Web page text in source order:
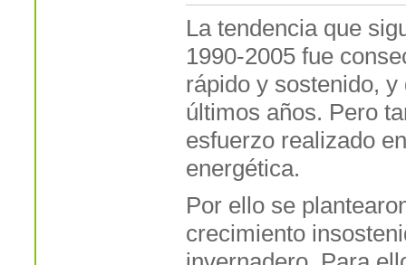
La tendencia que
1990-2005 fue
rápido y sostenido,
últimos años. Pero
esfuerzo realizado
energética.
Por ello se
crecimiento